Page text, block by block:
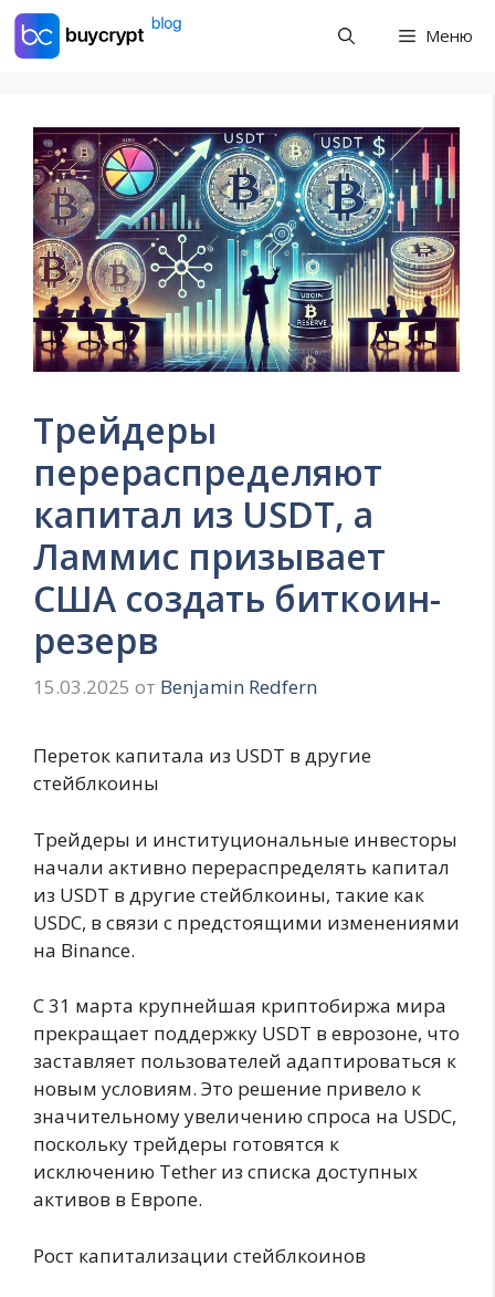
Перейти
Меню
Трейдеры
перераспределяют
капитал из USDT, а
Ламмис призывает
США создать биткоин-
резерв
15.03.2025 от Benjamin Redfern
Переток капитала из USDT в другие
стейблкоины
Трейдеры и институциональные инвесторы
начали активно перераспределять капитал
из USDT в другие стейблкоины, такие как
USDC, в связи с предстоящими изменениями
на Binance.
С 31 марта крупнейшая криптобиржа мира
прекращает поддержку USDT в еврозоне, что
заставляет пользователей адаптироваться к
новым условиям. Это решение привело к
значительному увеличению спроса на USDC,
поскольку трейдеры готовятся к
исключению Tether из списка доступных
активов в Европе.
Рост капитализации стейблкоинов